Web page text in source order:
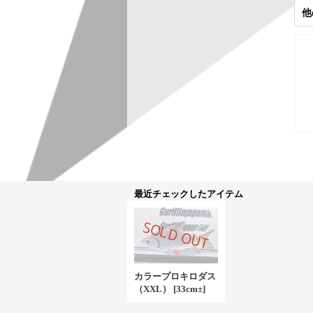
最近チェックしたアイテム
カラープロキロダス
（XXL）
[33cm±]